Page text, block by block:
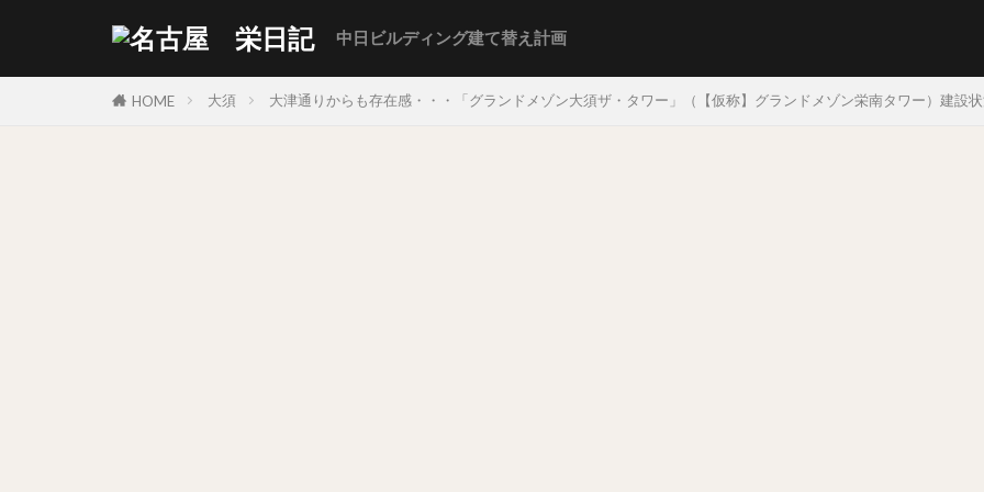
中日ビルディング建て替え計画
HOME 大須 大津通りからも存在感・・・「グランドメゾン大須ザ・タワー」（【仮称】グランドメゾン栄南タワー）建設